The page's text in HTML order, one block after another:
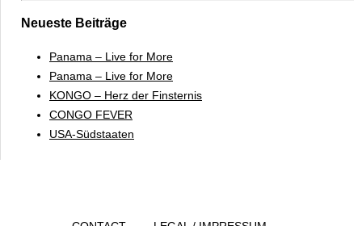
Neueste Beiträge
Panama – Live for More
Panama – Live for More
KONGO – Herz der Finsternis
CONGO FEVER
USA-Südstaaten